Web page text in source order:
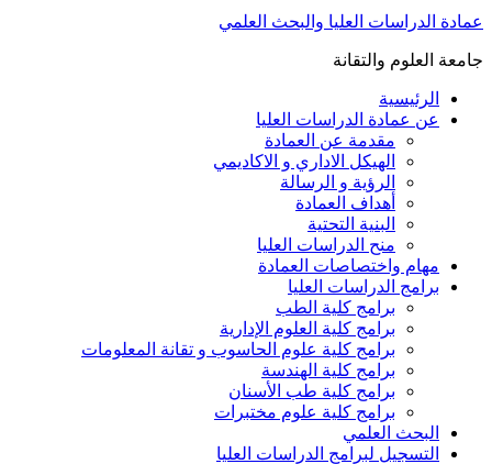
عمادة الدراسات العليا والبحث العلمي
جامعة العلوم والتقانة
الرئيسية
عن عمادة الدراسات العليا
مقدمة عن العمادة
الهيكل الاداري و الاكاديمي
الرؤية و الرسالة
أهداف العمادة
البنية التحتية
منح الدراسات العليا
مهام واختصاصات العمادة
برامج الدراسات العليا
برامج كلية الطب
برامج كلية العلوم الإدارية
برامج كلية علوم الحاسوب و تقانة المعلومات
برامج كلية الهندسة
برامج كلية طب الأسنان
برامج كلية علوم مختبرات
البحث العلمي
التسجيل لبرامج الدراسات العليا